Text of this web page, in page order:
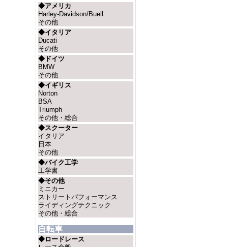
◆アメリカ
Harley-Davidson/Buell
その他
◆イタリア
Ducati
その他
◆ドイツ
BMW
その他
◆イギリス
Norton
BSA
Triumph
その他・総合
◆スクーター
イタリア
日本
その他
◆バイク工学
工学書
◆その他
ミニカー
ストリートパフォーマンス
ライディングテクニック
その他・総合
自転車
◆ロードレース